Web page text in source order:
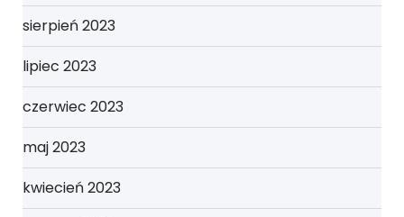
sierpień 2023
lipiec 2023
czerwiec 2023
maj 2023
kwiecień 2023